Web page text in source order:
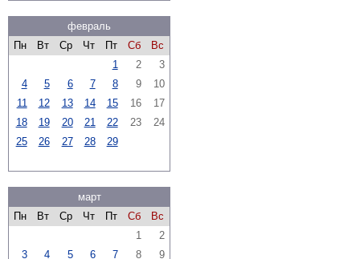
февраль
Пн
Вт Ср Чт Пт Сб
Вс
1
2
3
4
5 6 7 8 9
10
11
12 13 14 15 16
17
18
19 20 21 22 23
24
25
26 27 28 29
март
Пн
Вт Ср Чт Пт Сб
Вс
1
2
3
4 5 6 7 8 9